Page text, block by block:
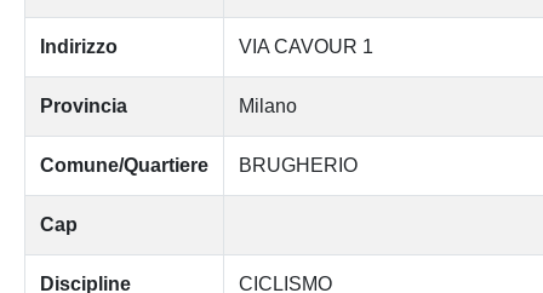
Indirizzo VIA CAVOUR 1
Provincia Milano
Comune/Quartiere BRUGHERIO
Cap
Discipline
CICLISMO